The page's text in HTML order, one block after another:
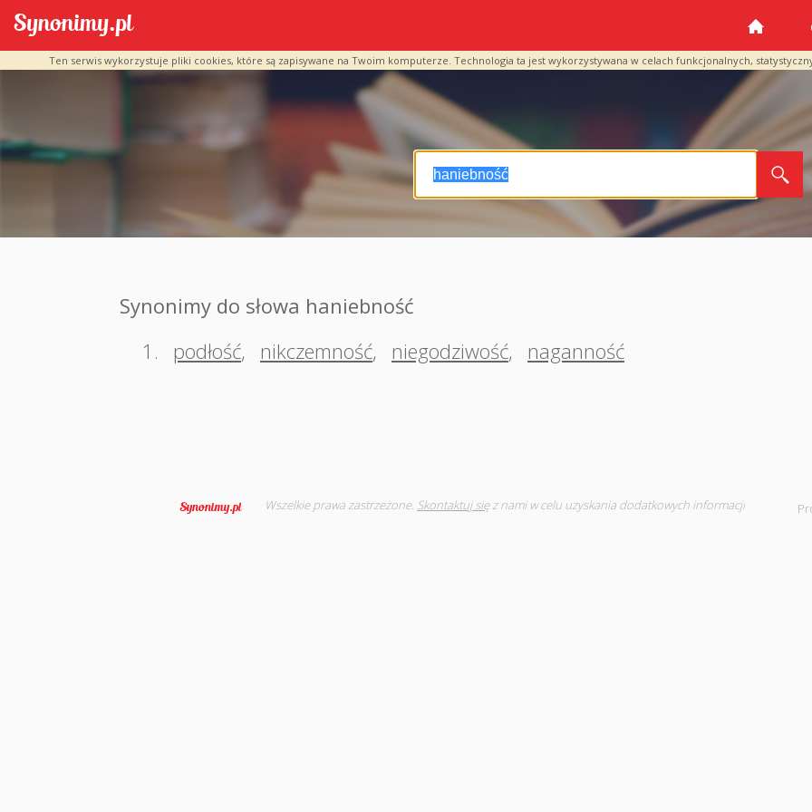
Ten serwis wykorzystuje pliki cookies, które są zapisywane na Twoim komputerze. Technologia ta jest wykorzystywana w celach funkcjonalnych,
Synonimy do słowa haniebność
1.
podłość, nikczemność, niegodziwość, naganność
Wszelkie prawa zastrzeżone. Skontaktuj sięz nami w celu uzyskania dodatkowych informacji